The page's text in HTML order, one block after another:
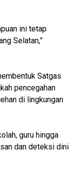
ini tetap
Selatan,”
Satgas
pencegahan
di lingkungan
guru hingga
dan deteksi dini